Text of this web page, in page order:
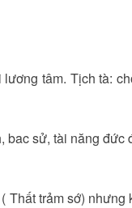
tâm. Tịch tà:
sử, tài năng đức
trảm sớ)